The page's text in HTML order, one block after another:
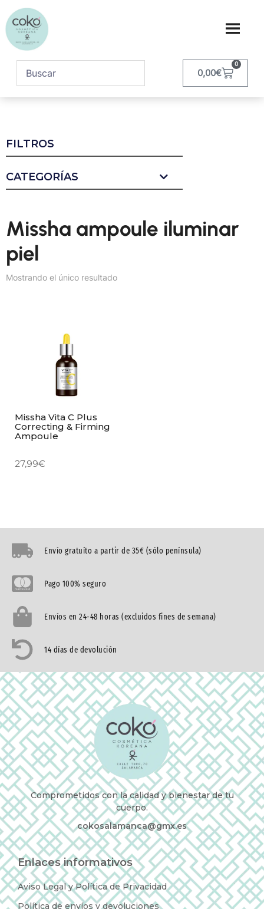
0,00€
0
FILTROS
CATEGORÍAS
Missha ampoule iluminar
piel
Mostrando el único resultado
Missha Vita C Plus
Correcting & Firming
Ampoule
27,99€
Envío gratuíto a partir de 35€ (sólo península)
Pago 100% seguro
Envíos en 24-48 horas (excluidos fines de semana)
14 días de devolución
Comprometidos con la calidad y bienestar de tu
cuerpo.
cokosalamanca@gmx.es
Enlaces informativos
Aviso Legal y Política de Privacidad
Política de envíos y devoluciones